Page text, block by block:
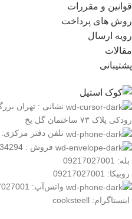
قوانین و مقررات
روش های پرداخت
رویه ارسال
مقالات
پشتیبانی
نشانی : تهران
رودکی پلاک ۷۳ ساختمان گل یخ
تلفن دفتر مرکزی: 66883635-021
فروش : 66834294-021
بله: 09217027001
روبیکا: 09217027001
واتس‌آپ: 09217027001
اینستاگرام: cooksteell